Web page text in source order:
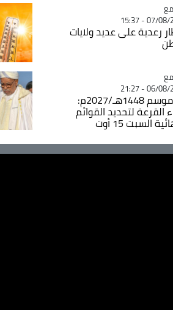
07/08/
رعدية على عديد ولايات
06/08/
حج موسم 1448هـ/2027م:
القرعة لتحديد القوائم
السبت 15 أوت